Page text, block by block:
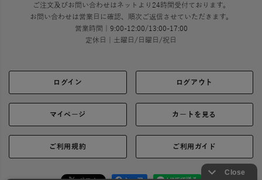
ご注文及びお問い合わせはネットより24時間受付ております。
お問い合わせは営業日に確認、順次ご返信させていただきます。
営業時間｜9:00-12:00/13:00-17:00
定休日｜土曜日/日曜日/祝日
ログイン ログアウト
マイページ カートを見る
ご利用規約 ご利用ガイド